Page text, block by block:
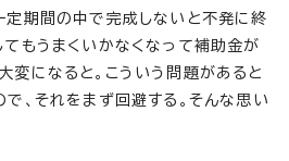
期間の中で完成しないと不発に終
てもうまくいかなくなって補助金が
変になると。こういう問題があると
、それをまず回避する。そんな思い